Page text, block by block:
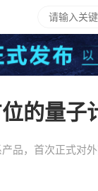
的量子
品，首次正式对